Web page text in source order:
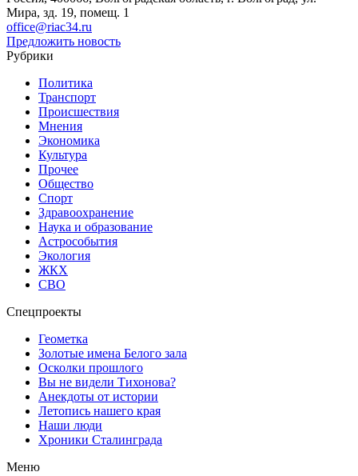
Мира, зд. 19, помещ. 1
office@riac34.ru
Предложить новость
Рубрики
Политика
Транспорт
Происшествия
Мнения
Экономика
Культура
Прочее
Общество
Спорт
Здравоохранение
Наука и образование
Астрособытия
Экология
ЖКХ
СВО
Спецпроекты
Геометка
Золотые имена Белого зала
Осколки прошлого
Вы не видели Тихонова?
Анекдоты от истории
Летопись нашего края
Наши люди
Хроники Сталинграда
Меню